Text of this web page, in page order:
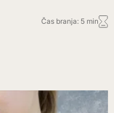
Čas branja: 5 min